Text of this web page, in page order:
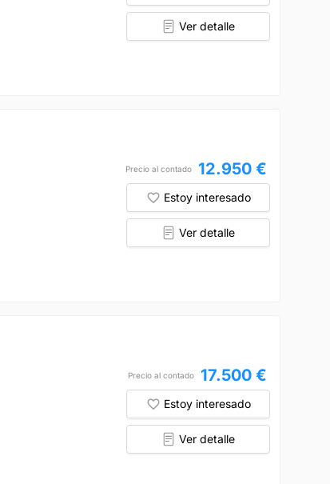
Ver detalle
Precio al contado 12.950 €
Estoy interesado
Ver detalle
Precio al contado 17.500 €
Estoy interesado
Ver detalle